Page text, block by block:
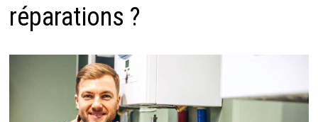
réparations ?